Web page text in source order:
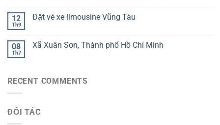
12
Th9
Đặt vé xe limousine Vũng Tàu
08
Th7
Xã Xuân Sơn, Thành phố Hồ Chí Minh
RECENT COMMENTS
ĐỐI TÁC